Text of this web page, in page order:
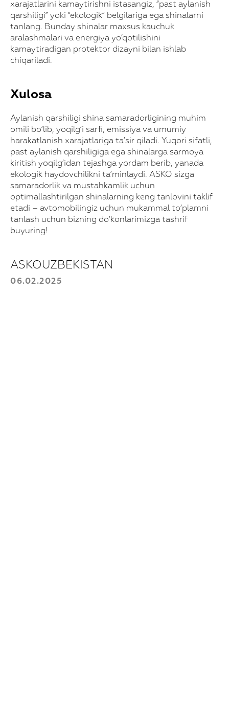
xarajatlarini kamaytirishni istasangiz, “past aylanish
qarshiligi” yoki “ekologik” belgilariga ega shinalarni
tanlang. Bunday shinalar maxsus kauchuk
aralashmalari va energiya yo‘qotilishini
kamaytiradigan protektor dizayni bilan ishlab
chiqariladi.
Xulosa
Aylanish qarshiligi shina samaradorligining muhim
omili bo‘lib, yoqilg‘i sarfi, emissiya va umumiy
harakatlanish xarajatlariga ta’sir qiladi. Yuqori sifatli,
past aylanish qarshiligiga ega shinalarga sarmoya
kiritish yoqilg‘idan tejashga yordam berib, yanada
ekologik haydovchilikni ta’minlaydi. ASKO sizga
samaradorlik va mustahkamlik uchun
optimallashtirilgan shinalarning keng tanlovini taklif
etadi – avtomobilingiz uchun mukammal to‘plamni
tanlash uchun bizning do‘konlarimizga tashrif
buyuring!
ASKOUZBEKISTAN
06.02.2025
Ma'lumotlaringizni qoldiring va biz siz
bilan bog’lanamiz
Xarid qilish uchun!
Mahsulotni tanlang
+998